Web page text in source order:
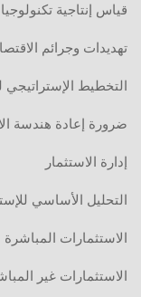
قياس إنتاجية
تهديدات وجرائم
التخطيط
ضرورة إعادة هندسة
إدارة الاستثمار
التحليل الأساسي
الاستثمارات المباشرة
الاستثمارات غير